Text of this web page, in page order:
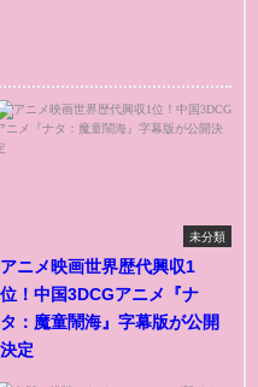
未分類
アニメ映画世界歴代興収1
位！中国3DCGアニメ『ナ
タ：魔童鬧海』字幕版が公開
決定